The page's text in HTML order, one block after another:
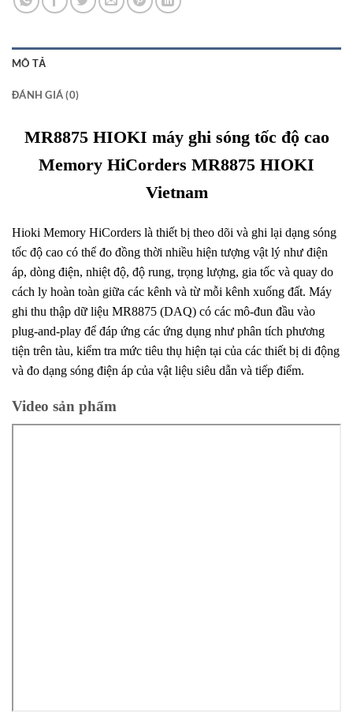
MÔ TẢ
ĐÁNH GIÁ (0)
MR8875 HIOKI máy ghi sóng tốc độ cao
Memory HiCorders MR8875 HIOKI
Vietnam
Hioki Memory HiCorders là thiết bị theo dõi và ghi lại dạng sóng
tốc độ cao có thể đo đồng thời nhiều hiện tượng vật lý như điện
áp, dòng điện, nhiệt độ, độ rung, trọng lượng, gia tốc và quay do
cách ly hoàn toàn giữa các kênh và từ mỗi kênh xuống đất. Máy
ghi thu thập dữ liệu MR8875 (DAQ) có các mô-đun đầu vào
plug-and-play để đáp ứng các ứng dụng như phân tích phương
tiện trên tàu, kiểm tra mức tiêu thụ hiện tại của các thiết bị di động
và đo dạng sóng điện áp của vật liệu siêu dẫn và tiếp điểm.
Video sản phẩm